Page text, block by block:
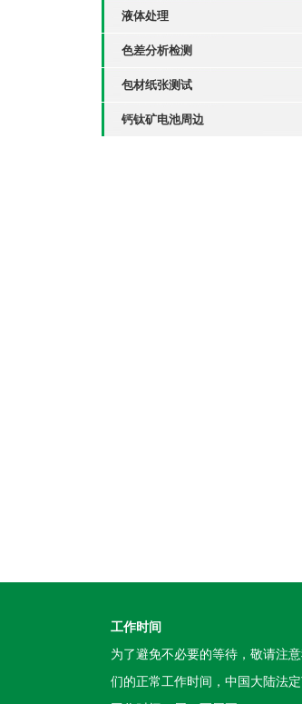
液体处理
色差分析检测
包材纸张测试
钙钛矿电池周边
工作时间
为了避免不必要的等待，敬请注
们的正常工作时间，中国大陆法定